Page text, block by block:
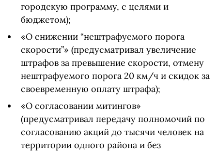
городскую программу, с целями и
бюджетом);
«О снижении “нештрафуемого порога
скорости”» (предусматривал увеличение
штрафов за превышение скорости, отмену
нештрафуемого порога 20 км/ч и скидок за
своевременную оплату штрафа);
«О согласовании митингов»
(предусматривал передачу полномочий по
согласованию акций до тысячи человек на
территории одного района и без